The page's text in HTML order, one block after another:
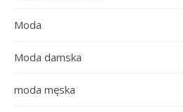
Moda
Moda damska
moda męska